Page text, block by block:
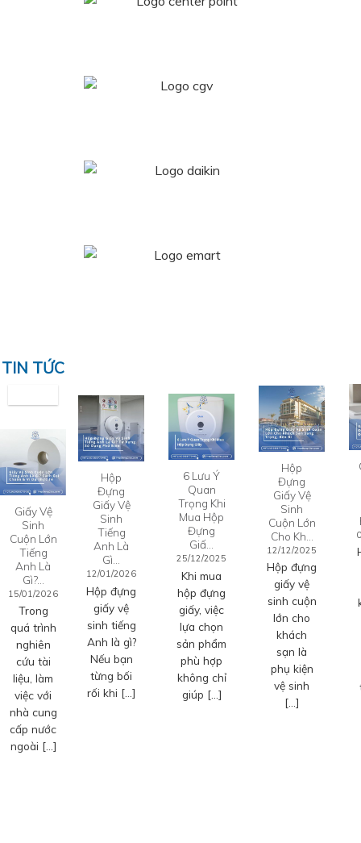
TIN TỨC
Giấy Vệ
Sinh
Cuộn Lớn
Tiếng
Anh Là
Gì?…
15/01/2026
Trong
quá trình
nghiên
cứu tài
liệu, làm
việc với
nhà cung
cấp nước
ngoài […]
Hộp
Đựng
Giấy Vệ
Sinh
Tiếng
Anh Là
Gì…
12/01/2026
Hộp đựng
giấy vệ
sinh tiếng
Anh là gì?
Nếu bạn
từng bối
rối khi […]
6 Lưu Ý
Quan
Trọng Khi
Mua Hộp
Đựng
Giấ…
25/12/2025
Khi mua
hộp đựng
giấy, việc
lựa chọn
sản phẩm
phù hợp
không chỉ
giúp […]
Hộp
Đựng
Giấy Vệ
Sinh
Cuộn Lớn
Cho Kh…
12/12/2025
Hộp đựng
giấy vệ
sinh cuộn
lớn cho
khách
sạn là
phụ kiện
vệ sinh
[…]